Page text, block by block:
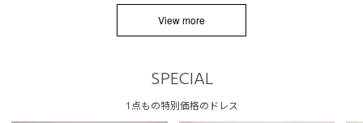
View more
SPECIAL
1点もの特別価格のドレス